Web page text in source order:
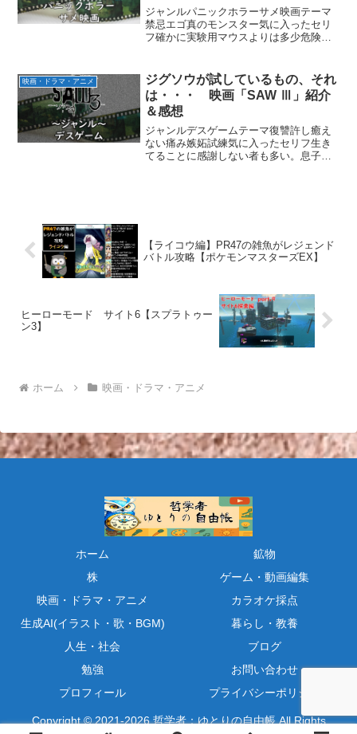
想
ジャンルパニックホラーサメ映画テーマ
禁忌エゴ真のモンスター気に入ったセリ
フ確かに実験用マウスよりは多少危険だ
が人間を滅ぼすと言うが、人間にとって
の真の敵は人間だ！サメは...
映画・ドラマ・アニメ
ジグソウが試しているもの、それ
は・・・ 映画「SAW Ⅲ」紹介
＆感想
ジャンルデスゲームテーマ復讐許し癒え
ない痛み嫉妬試練気に入ったセリフ生き
てることに感謝しない者も多い。息子の
【ライコウ編】PR47の雑魚がレジェンド
バトル攻略【ポケモンマスターズEX】
ヒーローモード サイト6【スプラトゥー
ン3】
ホーム 映画・ドラマ・アニメ
ホーム
鉱物
株
ゲーム・動画編集
映画・ドラマ・アニメ
カラオケ採点
生成AI(イラスト・歌・BGM)
暮らし・教養
人生・社会
ブログ
勉強
お問い合わせ
プロフィール
プライバシーポリシー
Copyright © 2021-2026 哲学者：ゆとりの自由帳 All Rights